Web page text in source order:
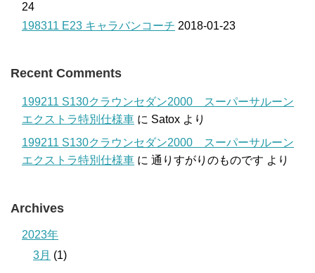
24
198311 E23 キャラバンコーチ 2018-01-23
Recent Comments
199211 S130クラウンセダン2000 スーパーサルーン
エクストラ特別仕様車 に Satox より
199211 S130クラウンセダン2000 スーパーサルーン
エクストラ特別仕様車 に 通りすがりのものです より
Archives
2023年
3月 (1)